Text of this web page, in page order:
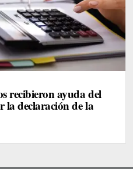
recibieron ayuda del
la declaración de la